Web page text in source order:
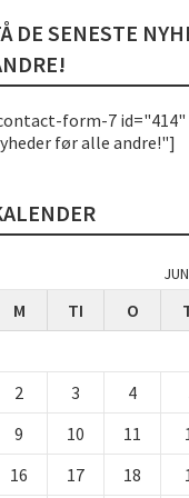
DE SENESTE
form-7 id="414"
før alle andre!"]
M TI O
2
3 4
9
10 11
16
17 18